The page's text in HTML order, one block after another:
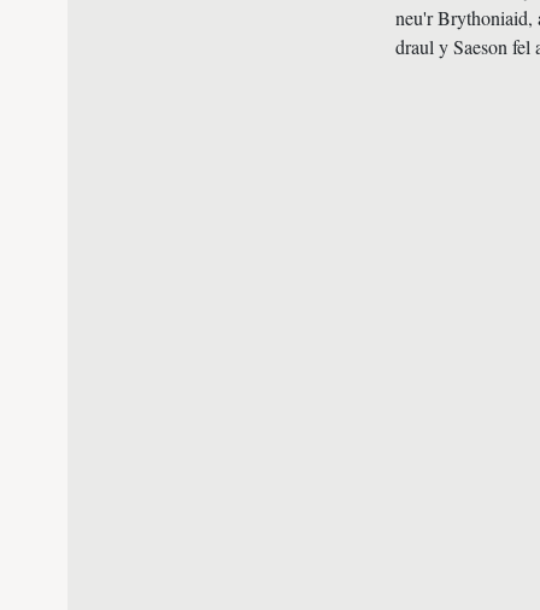
neu'r Brythoniaid,
draul y Saeson fel